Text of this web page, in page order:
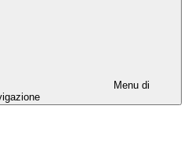
Menu di